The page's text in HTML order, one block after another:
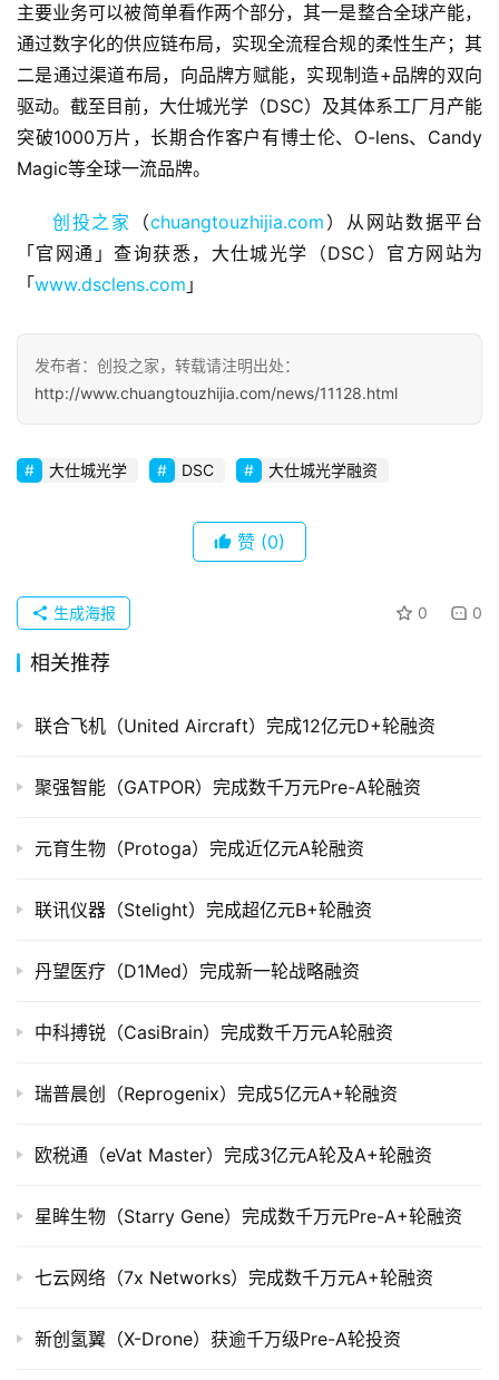
首
页
融
资
报
商
业
察
初
创
企
业
发
布
重
司
市
创
创
学
登录
投稿
主要业务可以被简单看作两个部分，其一是整合全球产能，
通过数字化的供应链布局，实现全流程合规的柔性生产；其
二是通过渠道布局，向品牌方赋能，实现制造+品牌的双向
驱动。截至目前，大仕城光学（DSC）及其体系工厂月产能
突破1000万片，长期合作客户有博士伦、O-lens、Candy
Magic等全球一流品牌。
创投之家 （chuangtouzhijia.com ）从网站数据平台
「官网通」查询获悉，大仕城光学（DSC）官方网站为
「www.dsclens.com 」
发布者：创投之家，转载请注明出处：
http://www.chuangtouzhijia.com/news/11128.html
大仕城光学 DSC 大仕城光学融资
赞 (0)
0 0
生成海报
相关推荐
联合飞机（United Aircraft）完成12亿元D+轮融资
聚强智能（GATPOR）完成数千万元Pre-A轮融资
元育生物（Protoga）完成近亿元A轮融资
联讯仪器（Stelight）完成超亿元B+轮融资
丹望医疗（D1Med）完成新一轮战略融资
中科搏锐（CasiBrain）完成数千万元A轮融资
瑞普晨创（Reprogenix）完成5亿元A+轮融资
欧税通（eVat Master）完成3亿元A轮及A+轮融资
星眸生物（Starry Gene）完成数千万元Pre-A+轮融资
七云网络（7x Networks）完成数千万元A+轮融资
新创氢翼（X-Drone）获逾千万级Pre-A轮投资